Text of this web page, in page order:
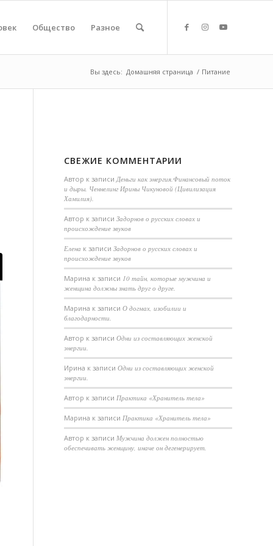
Общество Разное
Вы здесь: Домашняя страница / Питание
СВЕЖИЕ КОММЕНТАРИИ
Автор к записиДеньги как энергия.Финансовый поток
и дыры. Ченнелинг Ирины Чикуновой (Цивилизация
Хамилия).
Aвтор к записиЗадорнов о русских словах и
происхождение звуков
Елена к записиЗадорнов о русских словах и
происхождение звуков
Марина к записи 10 тайн, которые мужчина и
женщина должны знать друг о друге.
Марина к записиО догмах, изобилии и
благодарности.
Автор к записиОдни из составляющих женской
энергии.
Ирина к записиОдни из составляющих женской
энергии.
Автор к записиПрактика «Хранитель тела»
Марина к записиПрактика «Хранитель тела»
Автор к записиМужчина должен полностью
обеспечивать женщину, иначе он дегенерирует.